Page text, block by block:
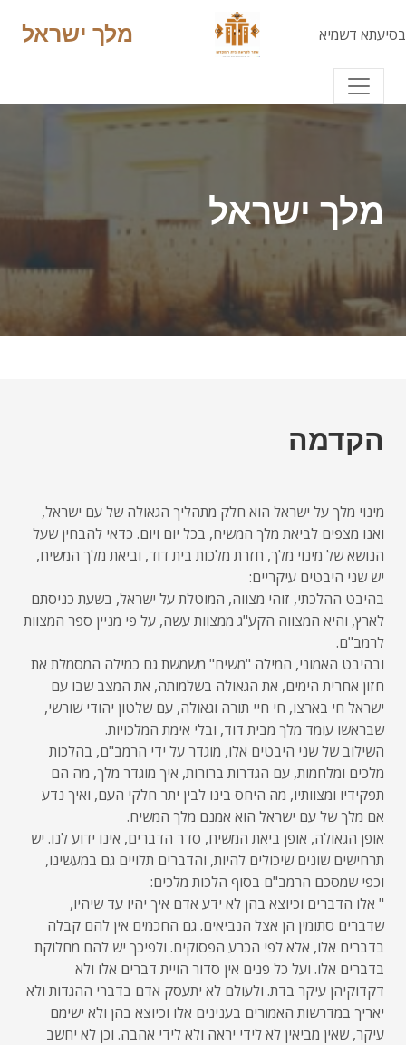
בסיעתא דשמיא מלך ישראל
מלך ישראל
הקדמה
מינוי מלך על ישראל הוא חלק מתהליך הגאולה של עם ישראל,
ואנו מצפים לביאת מלך המשיח, בכל יום ויום. כדאי להבחין שעל
הנושא של מינוי מלך, חזרת מלכות בית דוד, וביאת מלך המשיח,
יש שני היבטים עיקריים:
בהיבט ההלכתי, זוהי מצווה, המוטלת על ישראל, בשעת כניסתם
לארץ, והיא המצווה הקע"ג ממצוות עשה, על פי מניין ספר המצוות
לרמב"ם.
ובהיבט האמוני, המילה "משיח" משמשת גם כמילה המסמלת את
חזון אחרית הימים, את הגאולה בשלמותה, את המצב שבו עם
ישראל חי בארצו, חי חיי תורה וגאולה, עם שלטון יהודי שורשי,
שבראשו עומד מלך מבית דוד, ובלי אימת המלכויות.
השילוב של שני היבטים אלו, מוגדר על ידי הרמב"ם, בהלכות
מלכים ומלחמות, עם הגדרות ברורות, איך מוגדר מלך, מה הם
תפקידיו ומצוותיו, מה היחס בינו לבין יתר חלקי העם, ואיך נדע
אם מלך של עם ישראל הוא אמנם מלך המשיח.
אופן הגאולה, אופן ביאת המשיח, סדר הדברים, אינו ידוע לנו. יש
תרחישים שונים שיכולים להיות, והדברים תלויים גם במעשינו,
וכפי שמסכם הרמב"ם בסוף הלכות מלכים:
" אלו הדברים וכיוצא בהן לא ידע אדם איך יהיו עד שיהיו,
שדברים סתומין הן אצל הנביאים. גם החכמים אין להם קבלה
בדברים אלו, אלא לפי הכרע הפסוקים. ולפיכך יש להם מחלוקת
בדברים אלו. ועל כל פנים אין סדור הויית דברים אלו ולא
דקדוקיהן עיקר בדת. ולעולם לא יתעסק אדם בדברי ההגדות ולא
יאריך במדרשות האמורים בענינים אלו וכיוצא בהן ולא ישימם
עיקר, שאין מביאין לא לידי יראה ולא לידי אהבה. וכן לא יחשב